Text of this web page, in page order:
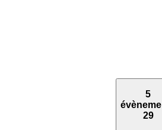
5
29